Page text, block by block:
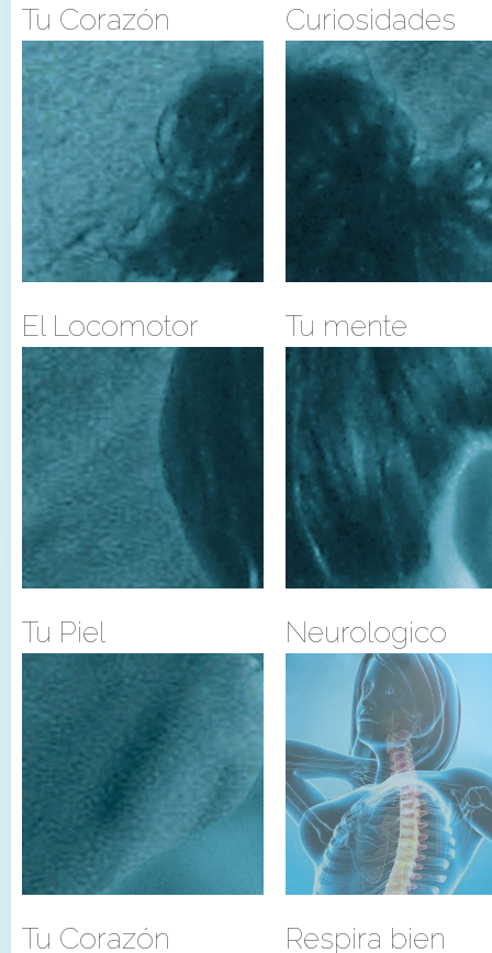
Tu Corazón
El Locomotor
Tu Piel
Tu Corazón
Curiosidades
Tu mente
Neurologico
Respira bien